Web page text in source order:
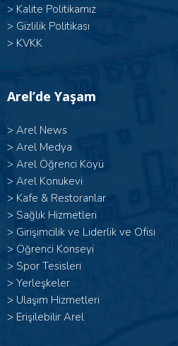
> Kalite Politikamız
> Gizlilik Politikası
> KVKK
Arel’de Yaşam
> Arel News
> Arel Medya
> Arel Öğrenci Köyü
> Arel Konukevi
> Kafe & Restoranlar
> Sağlık Hizmetleri
> Girişimcilik ve Liderlik ve Ofisi
> Öğrenci Konseyi
> Spor Tesisleri
> Yerleşkeler
> Ulaşım Hizmetleri
> Erişilebilir Arel